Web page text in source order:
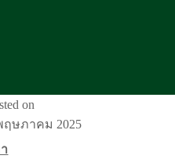
on
ฤษภาคม 2025